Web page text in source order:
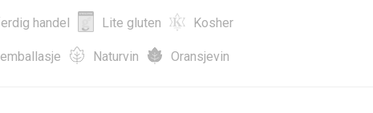
handel Lite gluten Kosher
Naturvin Oransjevin